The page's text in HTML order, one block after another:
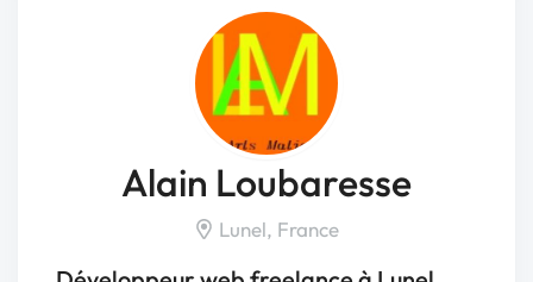
Alain Loubaresse
Lunel, France